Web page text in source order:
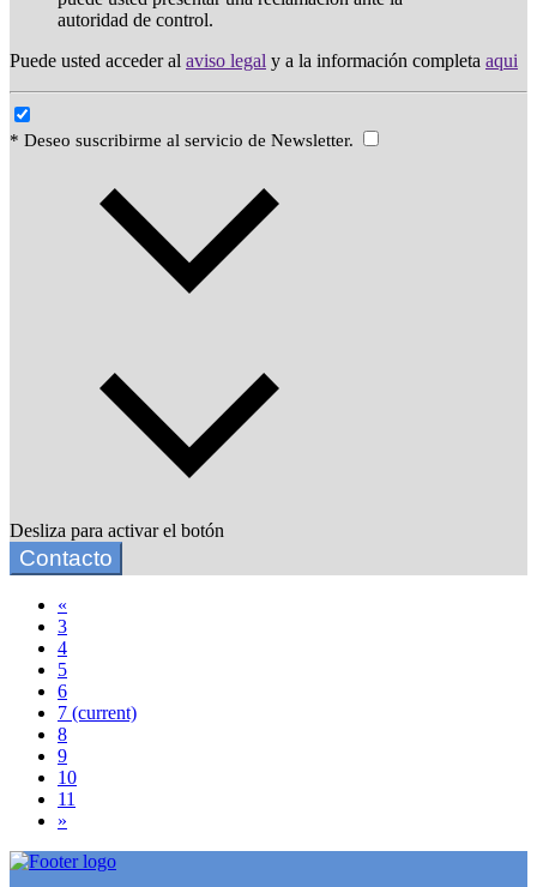
autoridad de control.
Puede usted acceder al aviso legal y a la información completa aqui
* Deseo suscribirme al servicio de Newsletter.
Desliza para activar el botón
Contacto
«
3
4
5
6
7 (current)
8
9
10
11
»